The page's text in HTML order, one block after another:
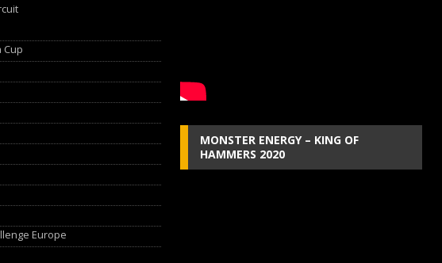
Cup
Europe
MONSTER ENERGY – KING OF
HAMMERS 2020